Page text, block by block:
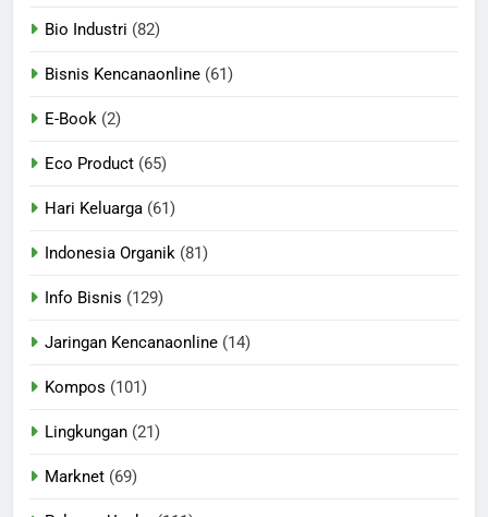
Bio Industri (82)
Bisnis Kencanaonline (61)
E-Book (2)
Eco Product (65)
Hari Keluarga (61)
Indonesia Organik (81)
Info Bisnis (129)
Jaringan Kencanaonline (14)
Kompos (101)
Lingkungan (21)
Marknet (69)